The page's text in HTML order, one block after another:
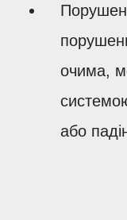
очима,
або